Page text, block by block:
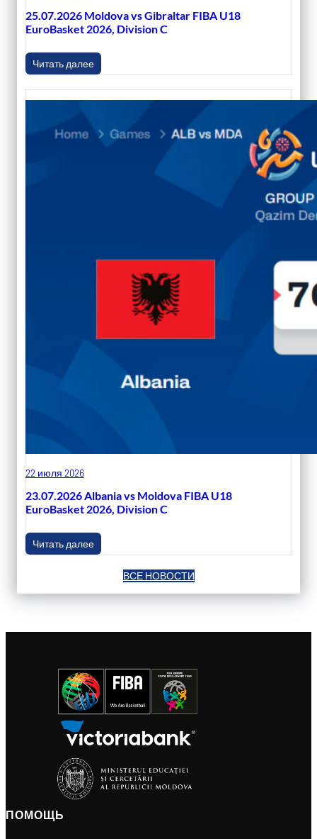
25.07.2026 Moldova vs Gibraltar FIBA U18
EuroBasket 2026, Division C
Читать далее
22 июля 2026
23.07.2026 Albania vs Moldova FIBA U18
EuroBasket 2026, Division C
Читать далее
ВСЕ НОВОСТИ
ПОМОЩЬ